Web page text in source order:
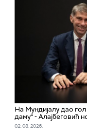
На Мундијалу дао
даму" - Алајбеговић
02. 08. 2026.